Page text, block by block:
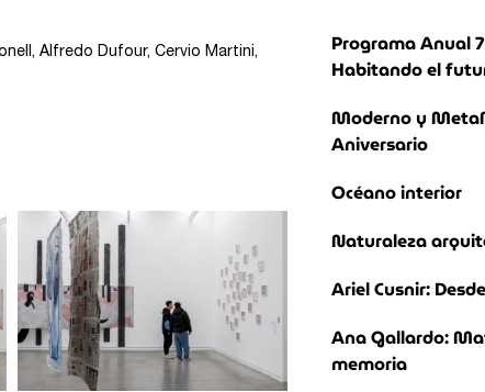
Alfredo Dufour, Cervio Martini,
Programa Anual
Habitando el
Moderno y
Aniversario
Océano interior
Naturaleza
Ariel Cusnir:
Ana Gallardo:
memoria